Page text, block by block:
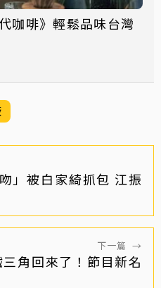
咖啡》輕鬆品味台灣
」被白家綺抓包 江振
下一篇 →
三角回來了！節目新名